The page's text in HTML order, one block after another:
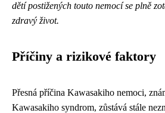
dětí postižených touto nemocí se plně
zdravý život.
Příčiny a rizikové faktory
Přesná příčina Kawasakiho nemoci,
Kawasakiho syndrom, zůstává stále